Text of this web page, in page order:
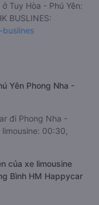
Tuy Hòa - Phú Yên:
BUSLINES:
Yên Phong Nha -
đi Phong Nha -
00:30,
của xe limousine
Bình HM Happycar